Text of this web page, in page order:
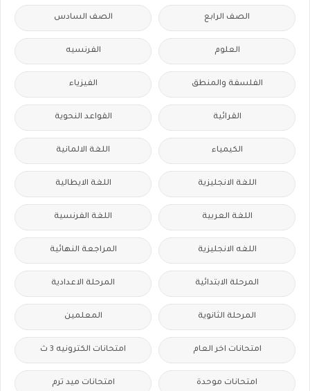
الصف الرابع الصف السادس
العلوم الفرنسيه
الفلسفة والمنطق الفيزياء
القرائية القواعد النحوية
الكيمياء اللغة الالمانية
اللغة الانجليزية اللغة الايطالية
اللغة العربية اللغة الفرنسية
اللغه الانجليزية المراجعة النهائية
المرحلة الابتدائية المرحلة الاعدادية
المرحلة الثانوية المعلمين
امتحانات اخر العام امتحانات الكترونيه 3 ث
امتحانات موحدة امتحانات ميد ترم